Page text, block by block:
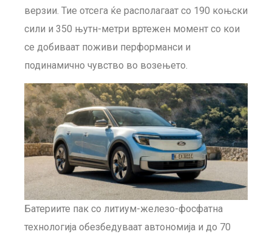
верзии. Тие отсега ќе располагаат со 190 коњски
сили и 350 њутн-метри вртежен момент со кои
се добиваат поживи перформанси и
подинамично чувство во возењето.
Батериите пак со литиум-железо-фосфатна
технологија обезбедуваат автономија и до 70